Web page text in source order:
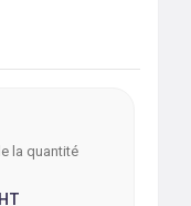
la quantité
HT